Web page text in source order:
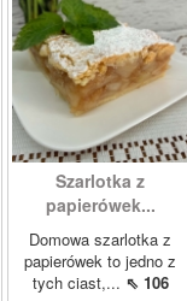
Szarlotka z
papierówek...
Domowa szarlotka z
papierówek to jedno z
tych ciast,... ⇖ 106